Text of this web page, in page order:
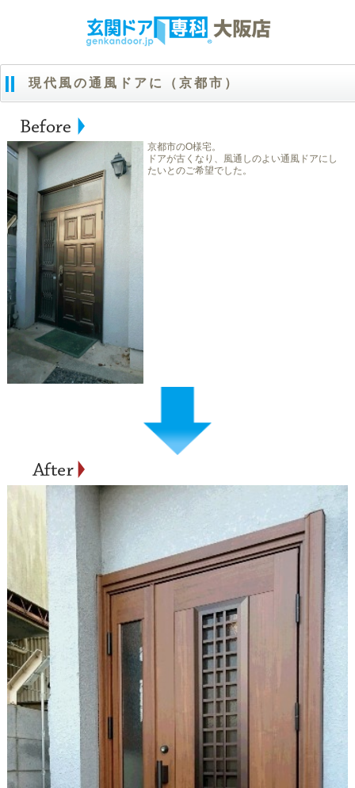
現代風の通風ドアに（京都市）
京都市のO様宅。
ドアが古くなり、風通しのよい通風ドアにし
たいとのご希望でした。